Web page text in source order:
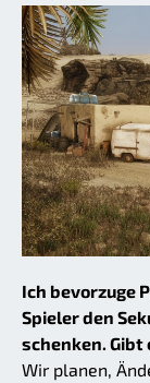
Ich bevorzuge
Spieler den
schenken. Gibt
Wir planen,